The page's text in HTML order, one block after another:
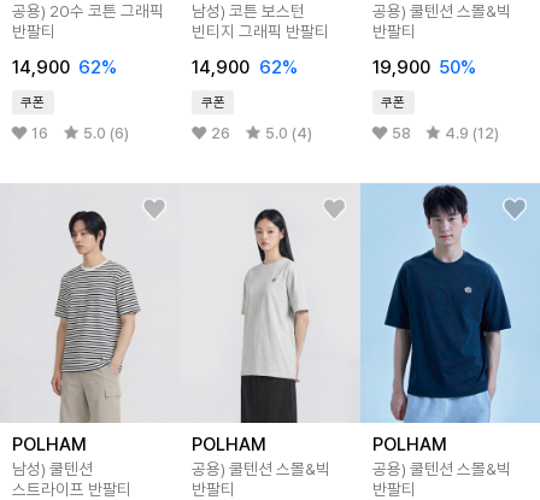
공용) 20수 코튼 그래픽
반팔티
14,900 62%
쿠폰
16 5.0 (6)
남성) 코튼 보스턴
빈티지 그래픽 반팔티
14,900 62%
쿠폰
26 5.0 (4)
공용) 쿨텐션 스몰&빅
반팔티
19,900 50%
쿠폰
58 4.9 (12)
POLHAM
남성) 쿨텐션
스트라이프 반팔티
POLHAM
공용) 쿨텐션 스몰&빅
반팔티
POLHAM
공용) 쿨텐션 스몰&빅
반팔티